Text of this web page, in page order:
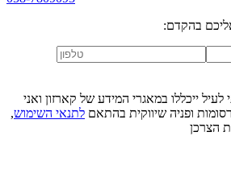
בהקדם:
ייכללו במאגרי המידע של קארזון ואני
ופניה שיווקית בהתאם לתנאי השימוש,
הצרכן